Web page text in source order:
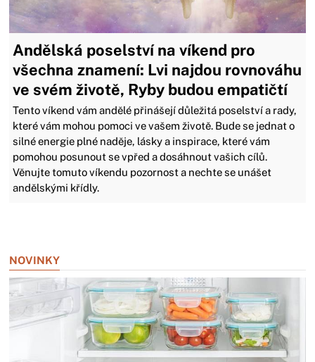
Andělská poselství na víkend pro
všechna znamení: Lvi najdou rovnováhu
ve svém životě, Ryby budou empatičtí
Tento víkend vám andělé přinášejí důležitá poselství a rady,
které vám mohou pomoci ve vašem životě. Bude se jednat o
silné energie plné naděje, lásky a inspirace, které vám
pomohou posunout se vpřed a dosáhnout vašich cílů.
Věnujte tomuto víkendu pozornost a nechte se unášet
andělskými křídly.
NOVINKY